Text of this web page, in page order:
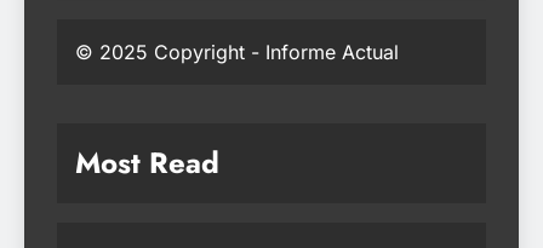
© 2025 Copyright - Informe Actual
Most Read